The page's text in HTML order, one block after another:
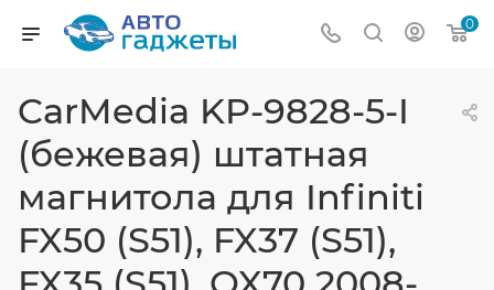
0
CarMedia KP-9828-5-I
(бежевая) штатная
магнитола для Infiniti
FX50 (S51), FX37 (S51),